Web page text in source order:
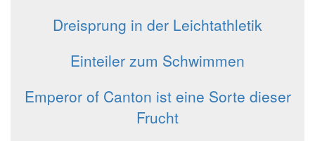
Dreisprung in der Leichtathletik
Einteiler zum Schwimmen
Emperor of Canton ist eine Sorte dieser
Frucht